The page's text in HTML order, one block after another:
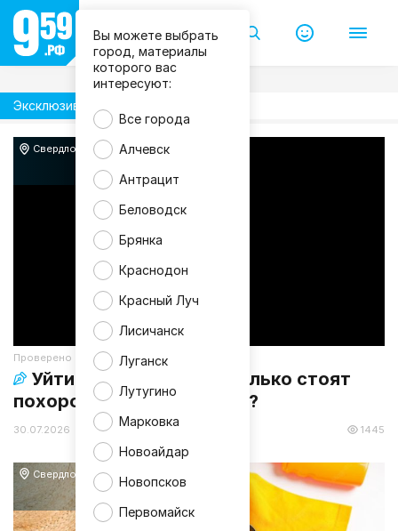
Вы можете выбрать
город, материалы
которого вас
интересуют:
Все города
Алчевск
Антрацит
Беловодск
Брянка
Краснодон
Красный Луч
Лисичанск
Луганск
Лутугино
Марковка
Новоайдар
Новопсков
Первомайск
Эксклюзив
Свердловск
Проверено
Уйти достойно, или сколько стоят
похороны в Свердловске?
30.07.2026 12:43 1445
Свердловск